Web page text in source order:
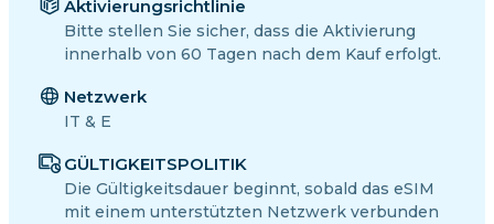
Aktivierungsrichtlinie
Bitte stellen Sie sicher, dass die Aktivierung
innerhalb von 60 Tagen nach dem Kauf erfolgt.
Netzwerk
IT & E
GÜLTIGKEITSPOLITIK
Die Gültigkeitsdauer beginnt, sobald das eSIM
mit einem unterstützten Netzwerk verbunden